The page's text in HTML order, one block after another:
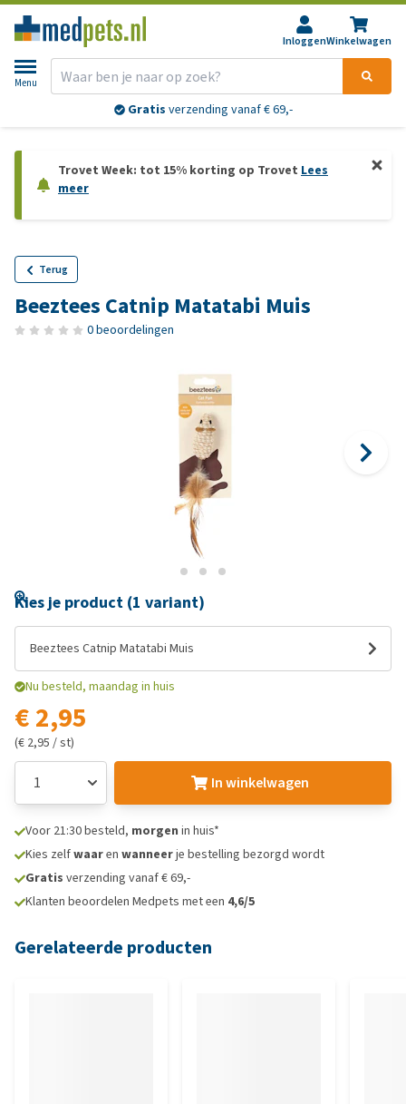
InloggenWinkelwagen
Menu
Gratis verzending vanaf € 69,-
Trovet Week: tot 15% korting op Trovet Lees
meer
Terug
Beeztees Catnip Matatabi Muis
0 beoordelingen
Kies je product (1 variant)
Beeztees Catnip Matatabi Muis
Nu besteld, maandag in huis
€ 2,95
(€ 2,95 / st)
In winkelwagen
Voor 21:30 besteld, morgen in huis*
Kies zelfwaaren wanneerje bestelling bezorgd wordt
Gratis verzending vanaf € 69,-
Klanten beoordelen Medpets met een 4,6/5
Gerelateerde producten